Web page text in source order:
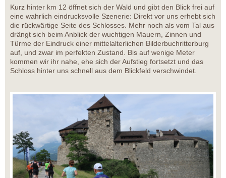
Kurz hinter km 12 öffnet sich der Wald und gibt den Blick frei auf
eine wahrlich eindrucksvolle Szenerie: Direkt vor uns erhebt sich
die rückwärtige Seite des Schlosses. Mehr noch als vom Tal aus
drängt sich beim Anblick der wuchtigen Mauern, Zinnen und
Türme der Eindruck einer mittelalterlichen Bilderbuchritterburg
auf, und zwar im perfekten Zustand. Bis auf wenige Meter
kommen wir ihr nahe, ehe sich der Aufstieg fortsetzt und das
Schloss hinter uns schnell aus dem Blickfeld verschwindet.